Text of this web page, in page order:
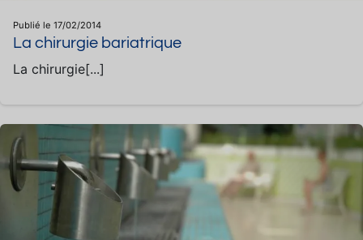
Publié le 17/02/2014
La chirurgie bariatrique
La chirurgie[...]